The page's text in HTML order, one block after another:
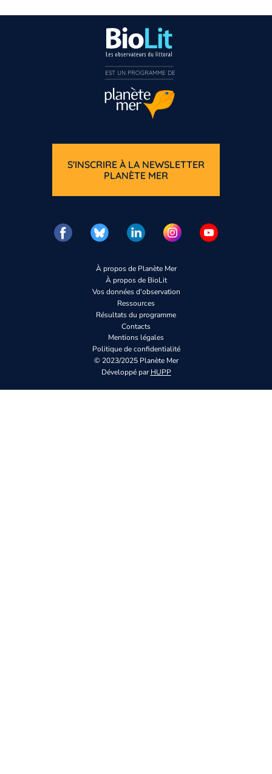
À propos de Planète Mer
À propos de BioLit
Vos données d'observation
Ressources
Résultats du programme
Contacts
Mentions légales
Politique de confidentialité
© 2023/2025 Planète Mer
Développé parHUPP
S'INSCRIRE À LA NEWSLETTER
PLANÈTE MER